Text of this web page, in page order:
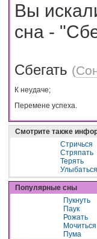
Вы
сна -
Сбегать (
К неудаче;
Перемене успеха.
Смотрите также
Стричься
Стряпать
Терять
Улыбаться
Популярные сны
Пукнуть
Паук
Рожать
Мочиться
Пума